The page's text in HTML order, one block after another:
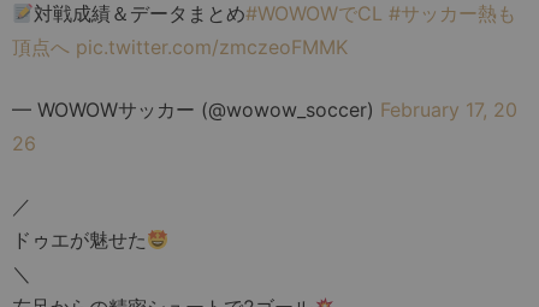
対戦成績＆データまとめ#WOWOWでCL #サッカー熱も
頂点へ pic.twitter.com/zmczeoFMMK
— WOWOWサッカー (@wowow_soccer) February 17, 20
26
／
ドゥエが魅せた
＼